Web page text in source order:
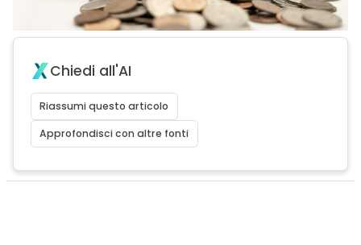
Chiedi all'AI
Riassumi questo articolo
Approfondisci con altre fonti